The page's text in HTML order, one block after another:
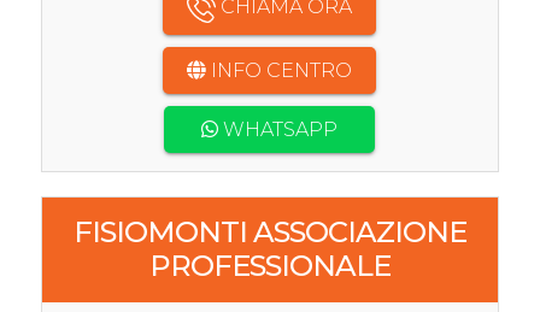
CHIAMA ORA
INFO CENTRO
WHATSAPP
FISIOMONTI ASSOCIAZIONE
PROFESSIONALE